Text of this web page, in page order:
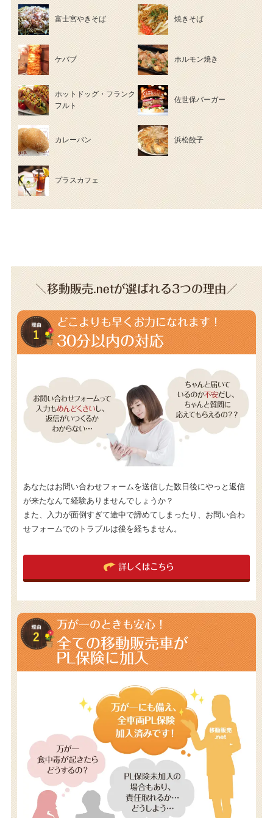
富士宮やきそば 焼きそば
ケバブ ホルモン焼き
ホットドッグ・フランク
フルト
佐世保バーガー
カレーパン 浜松餃子
プラスカフェ
＼移動販売.netが選ばれる3つの理由／
どこよりも早くお力になれます！
30分以内の対応
あなたはお問い合わせフォームを送信した数日後にやっと返信
が来たなんて経験ありませんでしょうか？
また、入力が面倒すぎて途中で諦めてしまったり、お問い合わ
せフォームでのトラブルは後を経ちません。
詳しくはこちら
万が一のときも安心！
全ての移動販売車が
PL保険に加入